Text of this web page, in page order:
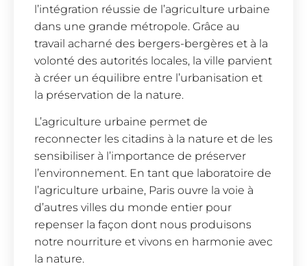
l’intégration réussie de l’agriculture urbaine
dans une grande métropole. Grâce au
travail acharné des bergers-bergères et à la
volonté des autorités locales, la ville parvient
à créer un équilibre entre l’urbanisation et
la préservation de la nature.
L’agriculture urbaine permet de
reconnecter les citadins à la nature et de les
sensibiliser à l’importance de préserver
l’environnement. En tant que laboratoire de
l’agriculture urbaine, Paris ouvre la voie à
d’autres villes du monde entier pour
repenser la façon dont nous produisons
notre nourriture et vivons en harmonie avec
la nature.